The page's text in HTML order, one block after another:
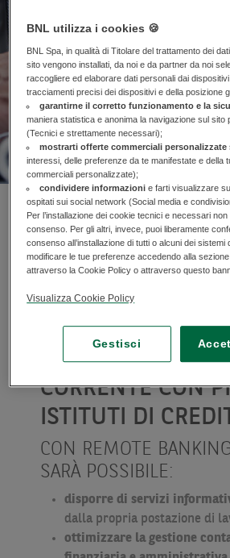
BNL, GRUPPO
PARIBAS, HA
UN SERVIZIO DI
BANKING PER LA
GLI ENTI CHE
RAPPORTI DI
CORRENTE CON
ISTITUTI DI
CON REMOTE
SARÀ POSSIBILE:
disporre di servizi
dalla propria postazione di
ottimizzare la gestione
BNL utilizza i cookies 🍪
BNL Spa, in qualità di Titolare del trattamento dei
sito vengono installati, da noi e da partner da noi
raccogliere ed elaborare dati personali dai dispositivi
tracciamenti precisi dei dispositivi e della posizione
garantirne il corretto funzionamento e la
maniera statistica e anonima la navigazione sul sito
(Tecnici e strettamente necessari);
mostrarti offerte commerciali personalizzate
interessi, delle preferenze da te manifestate e della
commerciali personalizzate);
condividere informazionie farti visualizzare
ospitati sui social network (Social media e
Per l’installazione dei cookie tecnici e necessari
consenso. Per gli altri, invece, puoi liberamente
consenso all’installazione di tutti o alcuni dei sistemi
modificare le tue preferenze accedendo alla
attraverso la Cookie Policy o attraverso questo
Visualizza Cookie Policy
Gestisci